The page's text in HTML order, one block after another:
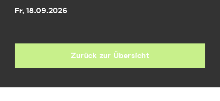
Fr, 18.09.2026
Zurück zur Übersicht